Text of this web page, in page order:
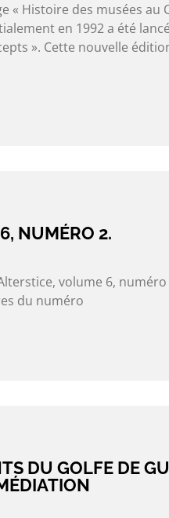
« Histoire des musées au
en 1992 a été
». Cette nouvelle
NUMÉRO 2.
volume 6,
du numéro
DU GOLFE DE